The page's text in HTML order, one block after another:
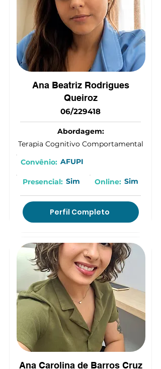
(15) 9 9614-4942
Ana Beatriz Rodrigues
Queiroz
06/229418
Abordagem:
Terapia Cognitivo Comportamental
Convênio: AFUPI
Presencial: Sim Online: Sim
Perfil Completo
(15) 9 9785-2579
Ana Carolina de Barros Cruz